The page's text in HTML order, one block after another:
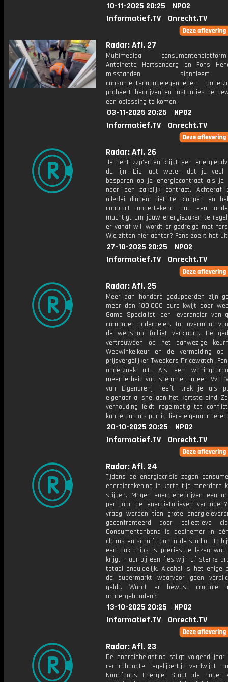
10-11-2025 20:25
NPO2
Informatief.TV
Onrecht.TV
Radar: Afl. 27
Multimediaal
Antoinette Hertsenberg en Fons
misstanden
consumentenaangelegenheden
probeert bedrijven en instanties te
een oplossing te komen.
03-11-2025 20:25
NPO2
Informatief.TV
Onrecht.TV
Radar: Afl. 26
Je bent zzp'er en krijgt een
de lijn. Die laat weten dat je veel
besparen op je energiecontract als je
naar een zakelijk contract. Achteraf
allerlei dingen niet te kloppen en
contract ondertekend dat een
machtigt om jouw energiezaken te
er vanaf wil, wordt er gedreigd met
Wie zitten hier achter? Fons zoekt het
27-10-2025 20:25
NPO2
Informatief.TV
Onrecht.TV
Radar: Afl. 25
Meer dan honderd gedupeerden zijn
meer dan 100.000 euro kwijt door
Game Specialist, een leverancier van
computer onderdelen. Tot overmaat
de webshop failliet verklaard. De
vertrouwden op het aanwezige
Webwinkelkeur en de vermelding op
prijsvergelijker Tweakers Pricewatch.
onderzoek uit. Als een
meerderheid van stemmen in een VvE
van Eigenaren) heeft, trek je als
eigenaar al snel aan het kortste eind.
verhouding leidt regelmatig tot
kun je dan als particuliere eigenaar
20-10-2025 20:25
NPO2
Informatief.TV
Onrecht.TV
Radar: Afl. 24
Tijdens de energiecrisis zagen
energierekening in korte tijd meerdere
stijgen. Mogen energiebedrijven een
per jaar de energietarieven
vraag worden tien grote
geconfronteerd door collectieve
Consumentenbond is deelnemer in
claims en schuift aan in de studio. Op
een pak chips is precies te lezen wat
krijgt maar bij een fles wijn of sterke
totaal onduidelijk. Alcohol is het enige
de supermarkt waarvoor geen
geldt. Wordt er bewust cruciale
achtergehouden?
13-10-2025 20:25
NPO2
Informatief.TV
Onrecht.TV
Radar: Afl. 23
De energiebelasting stijgt volgend
recordhoogte. Tegelijkertijd verdwijnt
Noodfonds Energie. Staat de hoger